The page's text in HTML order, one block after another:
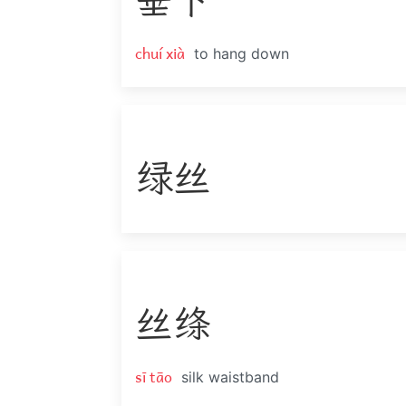
chuí xià to hang down
绿丝
丝绦
sī tāo silk waistband